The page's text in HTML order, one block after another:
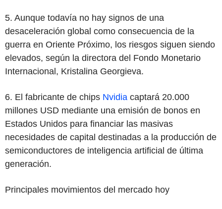
5. Aunque todavía no hay signos de una
desaceleración global como consecuencia de la
guerra en Oriente Próximo, los riesgos siguen siendo
elevados, según la directora del Fondo Monetario
Internacional, Kristalina Georgieva.
6. El fabricante de chips Nvidia captará 20.000
millones USD mediante una emisión de bonos en
Estados Unidos para financiar las masivas
necesidades de capital destinadas a la producción de
semiconductores de inteligencia artificial de última
generación.
Principales movimientos del mercado hoy